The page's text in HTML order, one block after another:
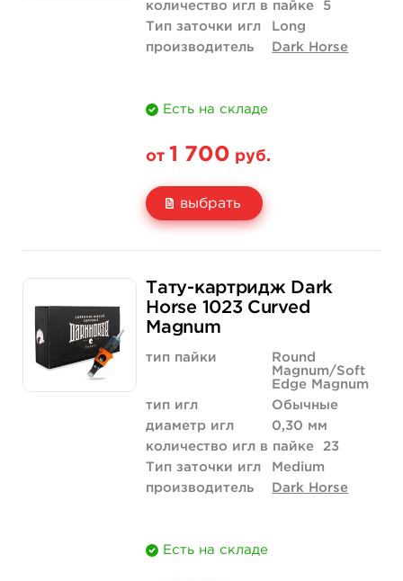
количество игл в пайке
5
Тип заточки игл
Long
производитель
Dark Horse
Есть на складе
от 1 700 руб.
выбрать
Количество
1 700 руб.
купить
Тату-картридж Dark
Horse 1023 Curved
Magnum
тип пайки
Round
Magnum/Soft
Edge Magnum
тип игл
Обычные
диаметр игл
0,30 мм
количество игл в пайке
23
Тип заточки игл
Medium
производитель
Dark Horse
Есть на складе